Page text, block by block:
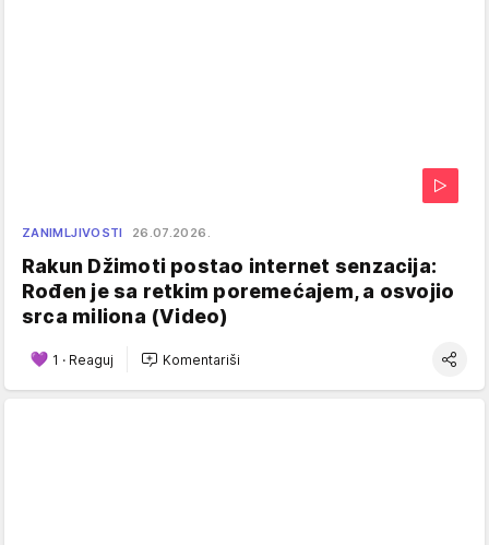
ZANIMLJIVOSTI 26.07.2026.
Rakun Džimoti postao internet senzacija:
Rođen je sa retkim poremećajem, a osvojio
srca miliona (Video)
1 · Reaguj Komentariši